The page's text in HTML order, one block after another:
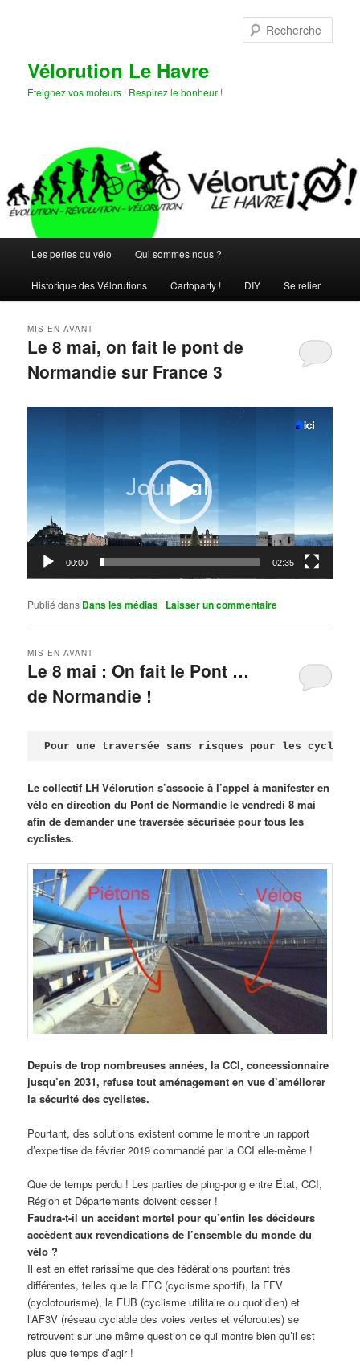
Vélorution Le Havre
Eteignez vos moteurs ! Respirez le bonheur !
principal
Les perles du vélo Qui sommes nous ?
Historique des Vélorutions Cartoparty ! DIY Se relier
Le 8 mai, on fait le pont de
Normandie sur France 3
MIS EN AVANT
00:00 02:35
Publié dans Dans les médias | Laisser un commentaire
Le 8 mai : On fait le Pont …
de Normandie !
MIS EN AVANT
Pour une traversée sans risques pour les
Le collectif LH Vélorution s’associe à l’appel à manifester en
vélo en direction du Pont de Normandie le vendredi 8 mai
afin de demander une traversée sécurisée pour tous les
cyclistes.
Depuis de trop nombreuses années, la CCI, concessionnaire
jusqu’en 2031, refuse tout aménagement en vue d’améliorer
la sécurité des cyclistes.
Pourtant, des solutions existent comme le montre un rapport
d’expertise de février 2019 commandé par la CCI elle-même !
Que de temps perdu ! Les parties de ping-pong entre État, CCI,
Région et Départements doivent cesser !
Faudra-t-il un accident mortel pour qu’enfin les décideurs
accèdent aux revendications de l’ensemble du monde du
vélo ?
Il est en effet rarissime que des fédérations pourtant très
différentes, telles que la FFC (cyclisme sportif), la FFV
(cyclotourisme), la FUB (cyclisme utilitaire ou quotidien) et
l’AF3V (réseau cyclable des voies vertes et véloroutes) se
retrouvent sur une même question ce qui montre bien qu’il est
plus que temps d’agir !